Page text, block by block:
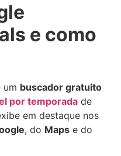
e como
um buscador gratuito
por temporada de
em destaque nos
, do Maps e do